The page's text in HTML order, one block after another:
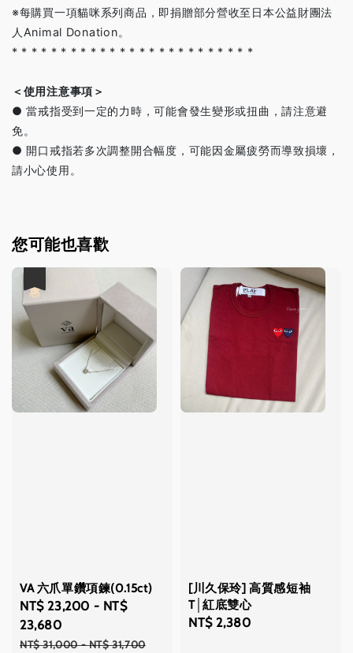
※每購買一項貓咪系列商品，即捐贈部分營收至日本公益財團法
人Animal Donation。
* * * * * * * * * * * * * * * * * * * * * * * * *
＜使用注意事項＞
● 當戒指受到一定的力時，可能會發生變形或扭曲，請注意避
免。
● 開口戒指若多次調整開合幅度，可能因金屬疲勞而導致損壞，
請小心使用。
您可能也喜歡
VA 六爪單鑽項鍊(0.15ct)
Sale
price
NT$ 23,200 - NT$
23,680
Regular
NT$ 31,000-NT$ 31,700
[川久保玲] 高質感短袖
T│紅底雙心
Regular
NT$ 2,380